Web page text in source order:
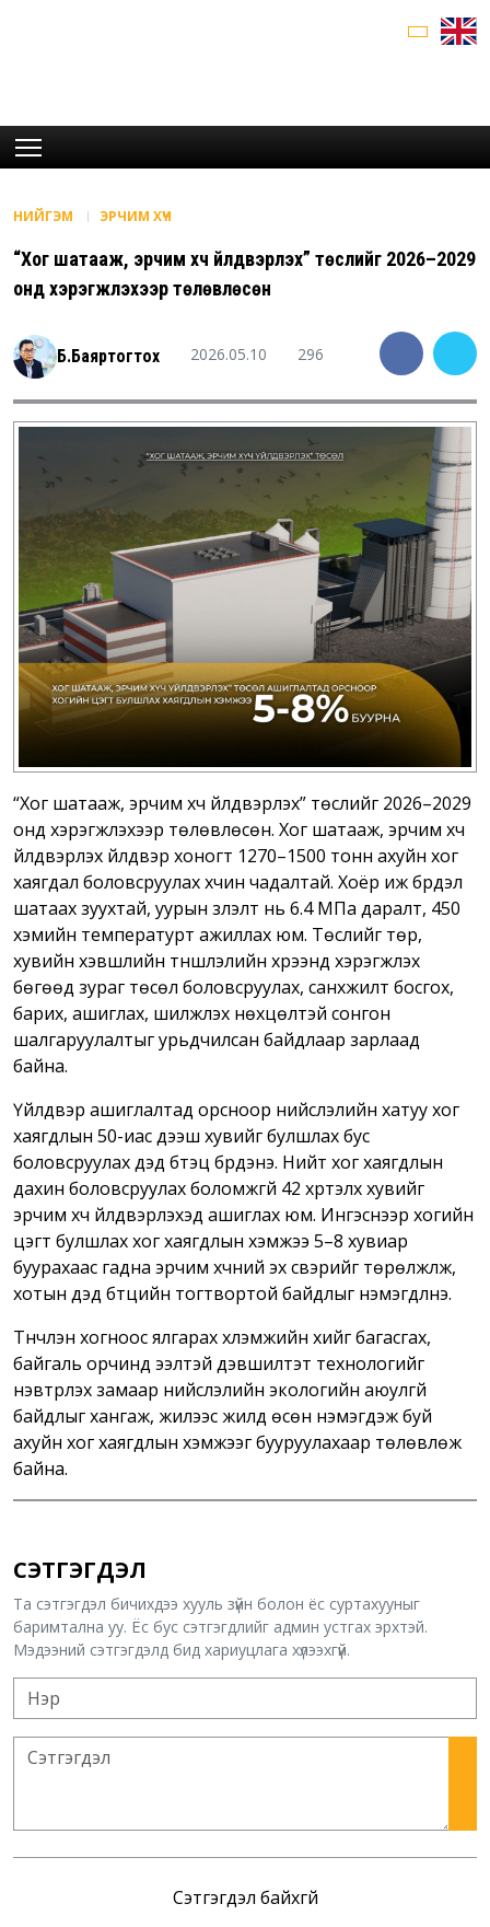
НИЙГЭМ ЭРЧИМ ХҮЧ
“Хог шатааж, эрчим хүч үйлдвэрлэх” төслийг 2026–2029
онд хэрэгжүүлэхээр төлөвлөсөн
Б.Баяртогтох 2026.05.10 296
“Хог шатааж, эрчим хүч үйлдвэрлэх” төслийг 2026–2029
онд хэрэгжүүлэхээр төлөвлөсөн. Хог шатааж, эрчим хүч
үйлдвэрлэх үйлдвэр хоногт 1270–1500 тонн ахуйн хог
хаягдал боловсруулах хүчин чадалтай. Хоёр иж бүрдэл
шатаах зуухтай, уурын үзүүлэлт нь 6.4 МПа даралт, 450
хэмийн температурт ажиллах юм. Төслийг төр,
хувийн хэвшлийн түншлэлийн хүрээнд хэрэгжүүлэх
бөгөөд зураг төсөл боловсруулах, санхүүжилт босгох,
барих, ашиглах, шилжүүлэх нөхцөлтэй сонгон
шалгаруулалтыг урьдчилсан байдлаар зарлаад
байна.
Үйлдвэр ашиглалтад орсноор нийслэлийн хатуу хог
хаягдлын 50-иас дээш хувийг булшлах бус
боловсруулах дэд бүтэц бүрдэнэ. Нийт хог хаягдлын
дахин боловсруулах боломжгүй 42 хүртэлх хувийг
эрчим хүч үйлдвэрлэхэд ашиглах юм. Ингэснээр хогийн
цэгт булшлах хог хаягдлын хэмжээ 5–8 хувиар
буурахаас гадна эрчим хүчний эх үүсвэрийг төрөлжүүлж,
хотын дэд бүтцийн тогтвортой байдлыг нэмэгдүүлнэ.
Түүнчлэн хогноос ялгарах хүлэмжийн хийг багасгах,
байгаль орчинд ээлтэй дэвшилтэт технологийг
нэвтрүүлэх замаар нийслэлийн экологийн аюулгүй
байдлыг хангаж, жилээс жилд өсөн нэмэгдэж буй
ахуйн хог хаягдлын хэмжээг бууруулахаар төлөвлөж
байна.
СЭТГЭГДЭЛ
Та сэтгэгдэл бичихдээ хууль зүйн болон ёс суртахууныг
баримтална уу. Ёс бус сэтгэгдлийг админ устгах эрхтэй.
Мэдээний сэтгэгдэлд бид хариуцлага хүлээхгүй.
Сэтгэгдэл байхгүй